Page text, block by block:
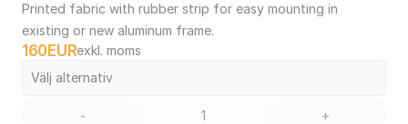
Printed fabric with rubber strip for easy mounting in
existing or new aluminum frame.
160EURexkl. moms
Välj alternativ
- +